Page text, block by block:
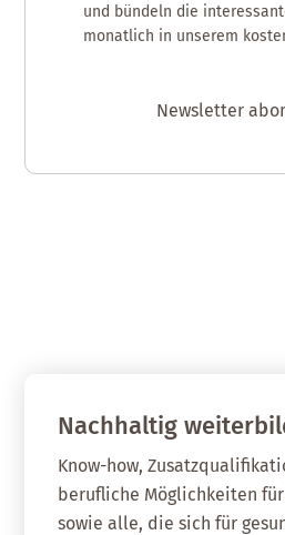
und bündeln die
monatlich in unserem
Newsletter
Nachhaltig
Know-how,
berufliche Möglichkeiten
sowie alle, die sich für